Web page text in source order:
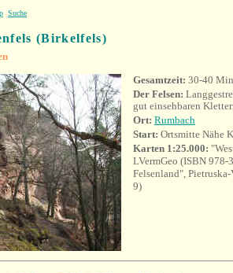
Suche
(Birkelfels)
Gesamtzeit: 30-40
Der Felsen:
gut einsehbaren
Ort: Rumbach
Start: Ortsmitte Nähe
Karten 1:25.000:
LVermGeo (ISBN
Felsenland",
9)